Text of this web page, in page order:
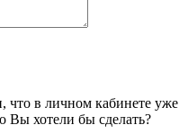
в личном кабинете уже
Вы хотели бы сделать?